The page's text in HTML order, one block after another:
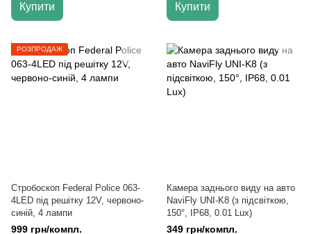
Купити Купити
РОЗПРОДАЖ
Стробоскоп Federal Police 063-
4LED під решітку 12V, червоно-
синій, 4 лампи
999 грн/компл.
Камера заднього виду на авто
NaviFly UNI-K8 (з підсвіткою,
150°, IP68, 0.01 Lux)
349 грн/компл.